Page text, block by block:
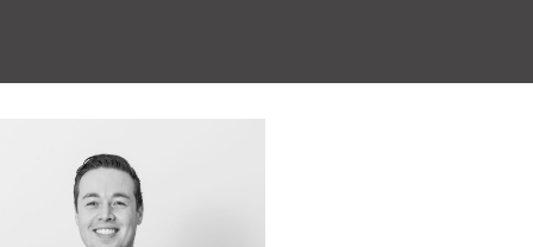
Beheer
Verkoop
Nieuwbouw